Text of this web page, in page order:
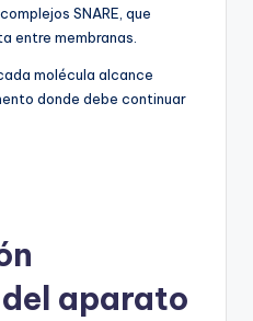
SNARE, que
entre membranas.
molécula alcance
donde debe continuar
aparato